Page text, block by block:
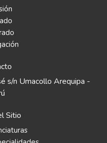
s/n Umacollo Arequipa -
Sitio